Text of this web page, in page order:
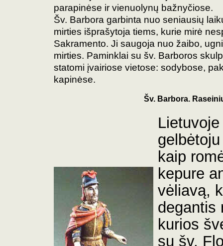
parapinėse ir vienuolynų bažnyčiose.
Šv. Barbora garbinta nuo seniausių
mirties išprašytoja tiems, kurie mirė
Sakramento. Ji saugoja nuo žaibo,
mirties. Paminklai su šv. Barboros
statomi įvairiose vietose: sodybose,
kapinėse.
Šv. Barbora.
kaip
kepure
vėliavą,
degantis
kurios
su šv.